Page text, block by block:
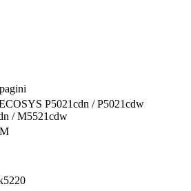
P5021cdn / P5021cdw
/ M5521cdw